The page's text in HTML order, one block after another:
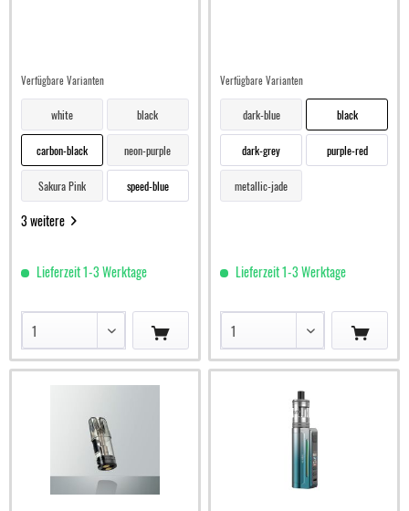
Verfügbare Varianten
white black
carbon-black neon-purple
Sakura Pink speed-blue
3 weitere
Lieferzeit 1-3 Werktage
Verfügbare Varianten
dark-blue black
dark-grey purple-red
metallic-jade
Lieferzeit 1-3 Werktage